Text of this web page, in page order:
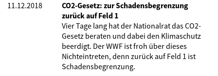
11.12.2018
CO2-Gesetz: zur Schadensbegrenzung
zurück auf Feld 1
Vier Tage lang hat der Nationalrat das CO2-
Gesetz beraten und dabei den Klimaschutz
beerdigt. Der WWF ist froh über dieses
Nichteintreten, denn zurück auf Feld 1 ist
Schadensbegrenzung.